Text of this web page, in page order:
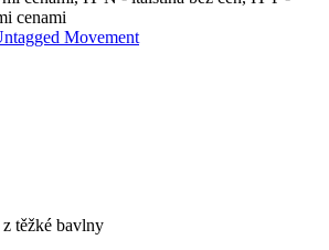
cenami
Movement
těžké bavlny